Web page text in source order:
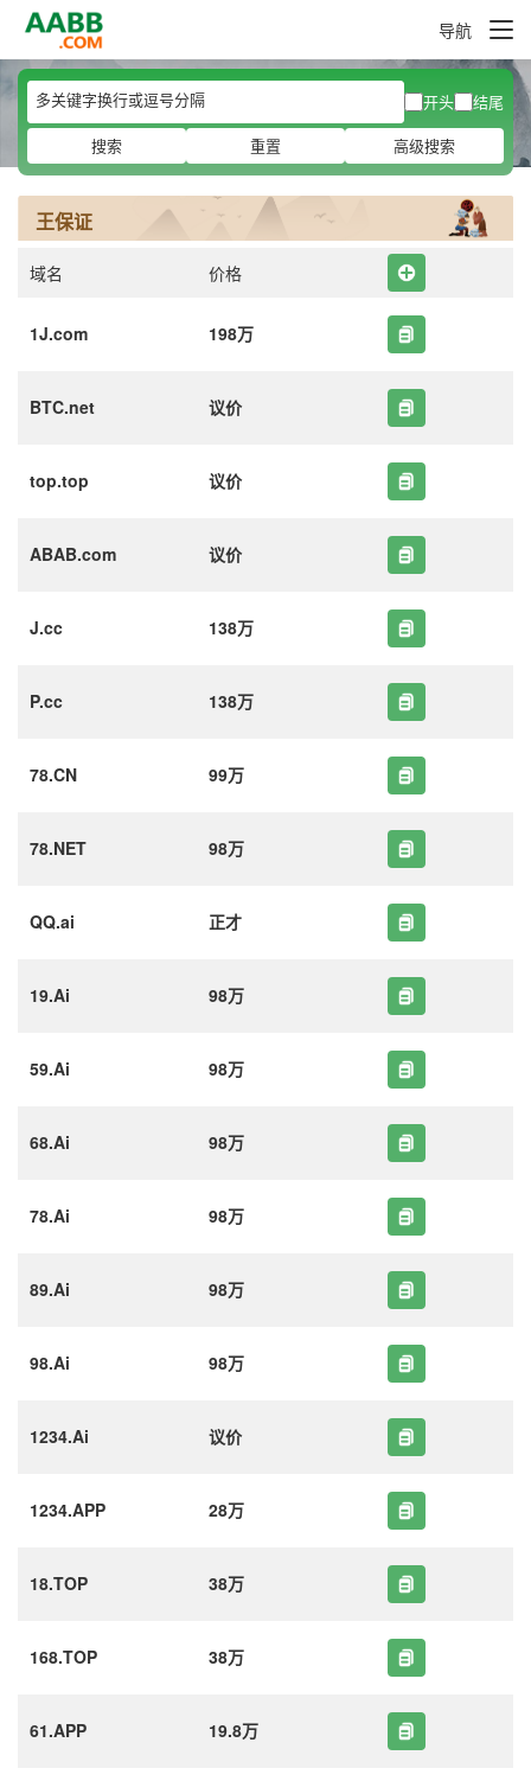
导航
开头
结尾
搜索
重置 高级搜索
王保证
域名 价格
1J.com 198万
BTC.net 议价
top.top 议价
ABAB.com 议价
J.cc 138万
P.cc 138万
78.CN 99万
78.NET 98万
QQ.ai 正才
19.Ai 98万
59.Ai 98万
68.Ai 98万
78.Ai 98万
89.Ai 98万
98.Ai 98万
1234.Ai 议价
1234.APP 28万
18.TOP 38万
168.TOP 38万
61.APP 19.8万